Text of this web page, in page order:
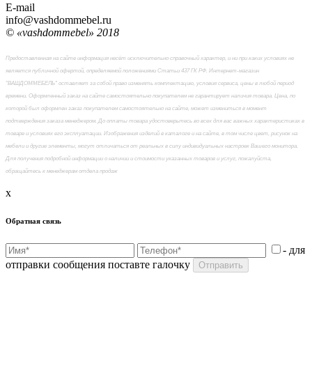
E-mail
info@vashdommebel.ru
© «vashdommebel» 2018
Предоставленная на сайте информация несёт исключительно справочный характер, и ни при каких условиях не
является публичной офертой, определяемой положениями Статьи 437 ГК РФ. Интернет-магазин
"ВАШДОММЕБЕЛЬ" оставляет за собой право изменять комплектацию, условия сервиса, цены в любой период
времени. Оформленный заказ на сайте самостоятельно покупателем не гарантирует наличия товара. Цена, по
которой был оформлен заказ покупателем самостоятельно на сайте, может измениться в момент
подтверждения заказа менеджером. До оплаты товара удостоверьтесь во всех для вас важных характеристиках в
товаре и условиях его эксплуатации. Изображения изделий в каталоге и на сайте, в том числе цвет, рисунок на
мебели и другие элементы, могут отличаться от реальных в силу индивидуальных настроек Вашего монитора.
Для получения подробной информации о наличии и стоимости указанных товаров и услуг, пожалуйста,
обращайтесь к менеджерам отдела продаж
x
Обратная связь
- для
отправки сообщения поставте галочку